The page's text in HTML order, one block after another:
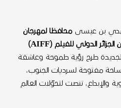
بن عيسىمحافظا لمهرجان
الجزائر الدولي للفيلم (AIFF)
طرح رؤية طموحة وعاشقة
مفتوحة لسرديات الجنوب،
والإبداع، تنصت لتحوّلات العالم